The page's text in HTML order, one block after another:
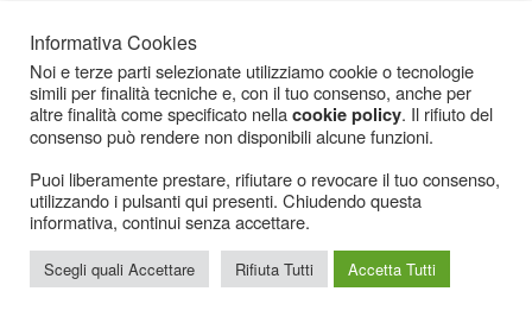
Cookies
Informativa Cookies
Noi e terze parti selezionate utilizziamo cookie o tecnologie
simili per finalità tecniche e, con il tuo consenso, anche per
altre finalità come specificato nellacookie policy. Il rifiuto del
consenso può rendere non disponibili alcune funzioni.
Puoi liberamente prestare, rifiutare o revocare il tuo consenso,
utilizzando i pulsanti qui presenti. Chiudendo questa
informativa, continui senza accettare.
Scegli quali Accettare Rifiuta Tutti Accetta Tutti